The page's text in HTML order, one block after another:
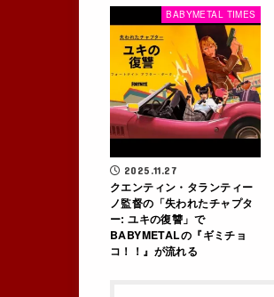
BABYMETAL TIMES
2025.11.27
クエンティン・タランティー
ノ監督の「失われたチャプタ
ー: ユキの復讐」で
BABYMETALの『ギミチョ
コ！！』が流れる